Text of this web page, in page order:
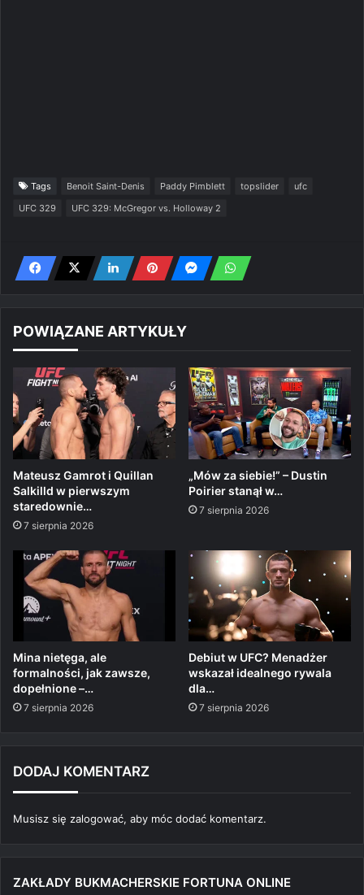
Tags Benoit Saint-Denis Paddy Pimblett topslider
ufc
UFC 329
UFC 329: McGregor vs. Holloway 2
POWIĄZANE ARTYKUŁY
Mateusz Gamrot i Quillan
Salkilld w pierwszym
staredownie…
7 sierpnia 2026
„Mów za siebie!” – Dustin
Poirier stanął w…
7 sierpnia 2026
Mina nietęga, ale
formalności, jak zawsze,
dopełnione –…
7 sierpnia 2026
Debiut w UFC? Menadżer
wskazał idealnego rywala
dla…
7 sierpnia 2026
DODAJ KOMENTARZ
Musisz się zalogować, aby móc dodać komentarz.
ZAKŁADY BUKMACHERSKIE FORTUNA ONLINE